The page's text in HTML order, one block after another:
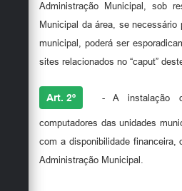
Administração Municipal, sob
Municipal da área, se
municipal, poderá ser
sites relacionados no “caput”
Art. 2º - A instalação
computadores das unidades
com a disponibilidade financeira,
Administração Municipal.